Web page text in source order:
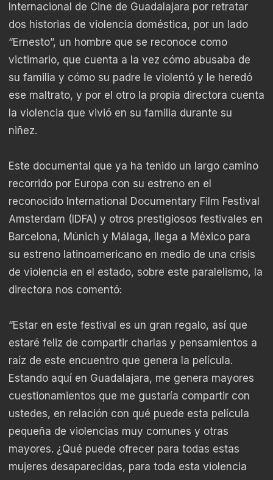
Internacional de Cine de Guadalajara por retratar
dos historias de violencia doméstica, por un lado
“Ernesto”, un hombre que se reconoce como
victimario, que cuenta a la vez cómo abusaba de
su familia y cómo su padre le violentó y le heredó
ese maltrato, y por el otro la propia directora cuenta
la violencia que vivió en su familia durante su
niñez.
Este documental que ya ha tenido un largo camino
recorrido por Europa con su estreno en el
reconocido International Documentary Film Festival
Amsterdam (IDFA) y otros prestigiosos festivales en
Barcelona, Múnich y Málaga, llega a México para
su estreno latinoamericano en medio de una crisis
de violencia en el estado, sobre este paralelismo, la
directora nos comentó:
“Estar en este festival es un gran regalo, así que
estaré feliz de compartir charlas y pensamientos a
raíz de este encuentro que genera la película.
Estando aquí en Guadalajara, me genera mayores
cuestionamientos que me gustaría compartir con
ustedes, en relación con qué puede esta película
pequeña de violencias muy comunes y otras
mayores. ¿Qué puede ofrecer para todas estas
mujeres desaparecidas, para toda esta violencia